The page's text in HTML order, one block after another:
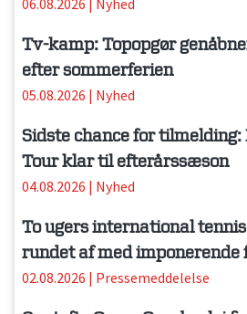
Tv-kamp: Topopgør
efter sommerferien
05.08.2026 | Nyhed
Sidste chance for
Tour klar til efterårssæson
04.08.2026 | Nyhed
To ugers international
rundet af med imponerende
02.08.2026 | Pressemeddelelse